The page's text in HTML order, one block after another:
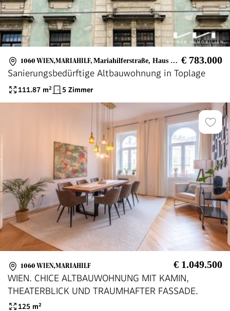
1060 WIEN,MARIAHILF, Mariahilferstraße, Haus des Meeres, Naschmarkt € 783.000
Sanierungsbedürftige Altbauwohnung in Toplage
111.87 m² 5 Zimmer
1060 WIEN,MARIAHILF € 1.049.500
WIEN. CHICE ALTBAUWOHNUNG MIT KAMIN,
THEATERBLICK UND TRAUMHAFTER FASSADE.
125 m²